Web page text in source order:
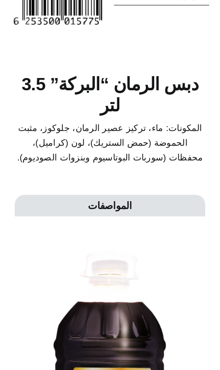
دبس الرمان “البركة” 3.5
لتر
المكونات: ماء، تركيز عصير الرمان، جلوكوز، مثبت
الحموضة (حمض الستريك)، لون (كراميل)،
محفظات (سوربات البوتاسيوم وبنزوات الصوديوم).
المواصفات